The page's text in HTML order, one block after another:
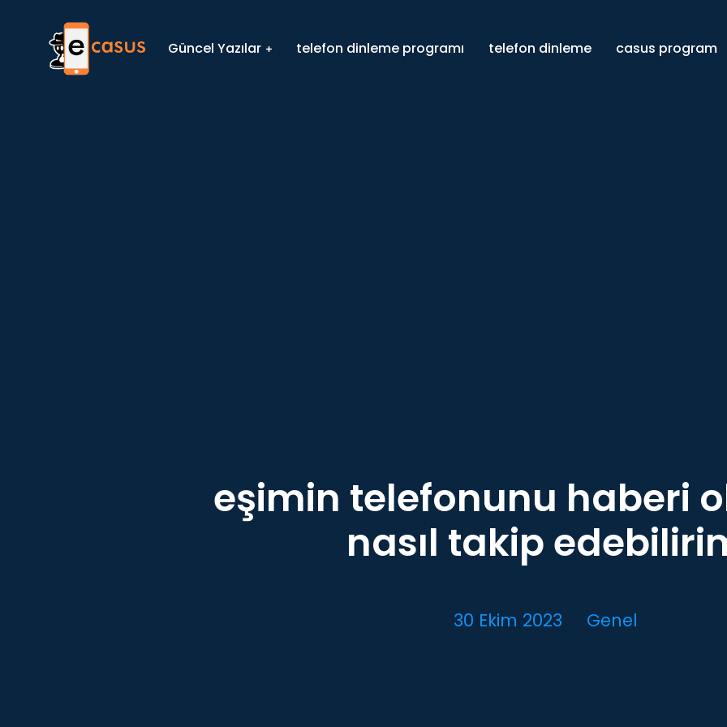
Güncel Yazılar telefon dinleme programı telefon dinleme casus program
eşimin telefonunu haberi
nasıl takip
30 Ekim 2023 Genel